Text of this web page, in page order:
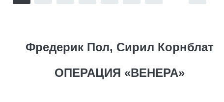
Фредерик Пол, Сирил Корнблат
ОПЕРАЦИЯ «ВЕНЕРА»